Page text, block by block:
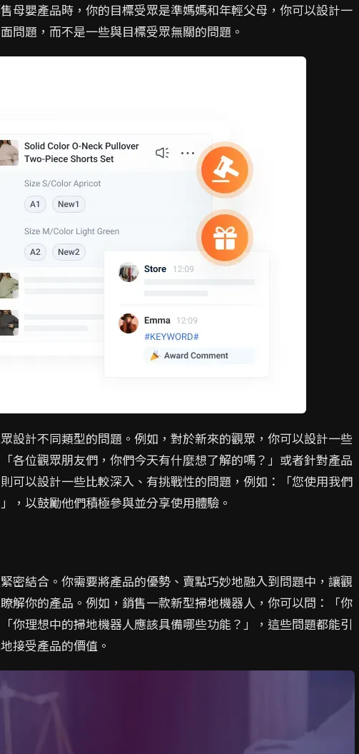
母嬰產品時，你的目標受眾是準媽媽和年輕父母，你可以設計一
問題，而不是一些與目標受眾無關的問題。
設計不同類型的問題。例如，對於新來的觀眾，你可以設計一些
各位觀眾朋友們，你們今天有什麼想了解的嗎？」或者針對產品
可以設計一些比較深入、有挑戰性的問題，例如：「您使用我們
，以鼓勵他們積極參與並分享使用體驗。
密結合。你需要將產品的優勢、賣點巧妙地融入到問題中，讓觀
解你的產品。例如，銷售一款新型掃地機器人，你可以問：「你
你理想中的掃地機器人應該具備哪些功能？」，這些問題都能引
接受產品的價值。